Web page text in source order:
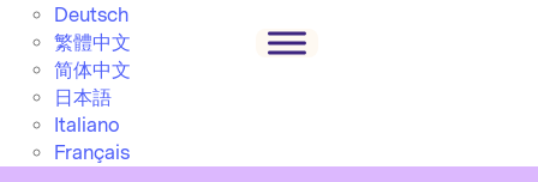
Deutsch
繁體中文
简体中文
日本語
Italiano
Français